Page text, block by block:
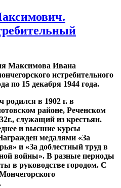
Максимова Ивана
истребительного
по 15 декабря 1944 года.
в 1902 г. в
районе, Реченском
служащий из крестьян.
и высшие курсы
медалями «За
и «За доблестный труд в
войны». В разные периоды
в руководстве городом. С